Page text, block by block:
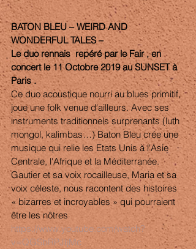
BATON BLEU – WEIRD AND
WONDERFUL TALES –
Le duo rennais  repéré par le Fair , en
concert le 11 Octobre 2019 au SUNSET à
Paris .
Ce duo acoustique nourri au blues primitif,
joue une folk venue d'ailleurs. Avec ses
instruments traditionnels surprenants (luth
mongol, kalimbas…) Baton Bleu crée une
musique qui relie les Etats Unis à l'Asie
Centrale, l'Afrique et la Méditerranée.
Gautier et sa voix rocailleuse, Maria et sa
voix céleste, nous racontent des histoires
« bizarres et incroyables » qui pourraient
être les nôtres
https://www.youtube.com/watch?
v=QGSbRPJIjMc